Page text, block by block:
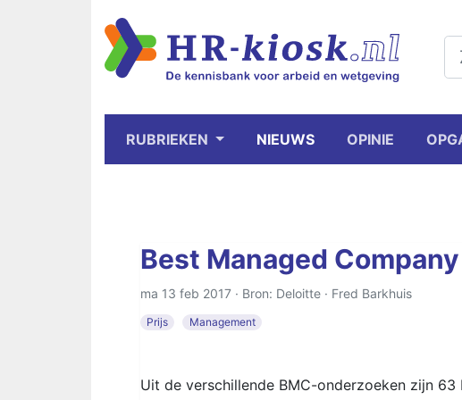
RUBRIEKEN NIEUWS OPINIE
Best Managed
ma 13 feb 2017 · Bron: Deloitte · Fred Barkhuis
Prijs Management
Uit de verschillende BMC-onderzoeken zijn